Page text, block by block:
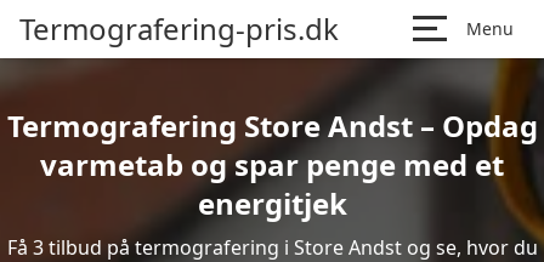
Termografering-pris.dk Menu
Termografering Store Andst – Opdag
varmetab og spar penge med et
energitjek
Få 3 tilbud på termografering i Store Andst og se, hvor du